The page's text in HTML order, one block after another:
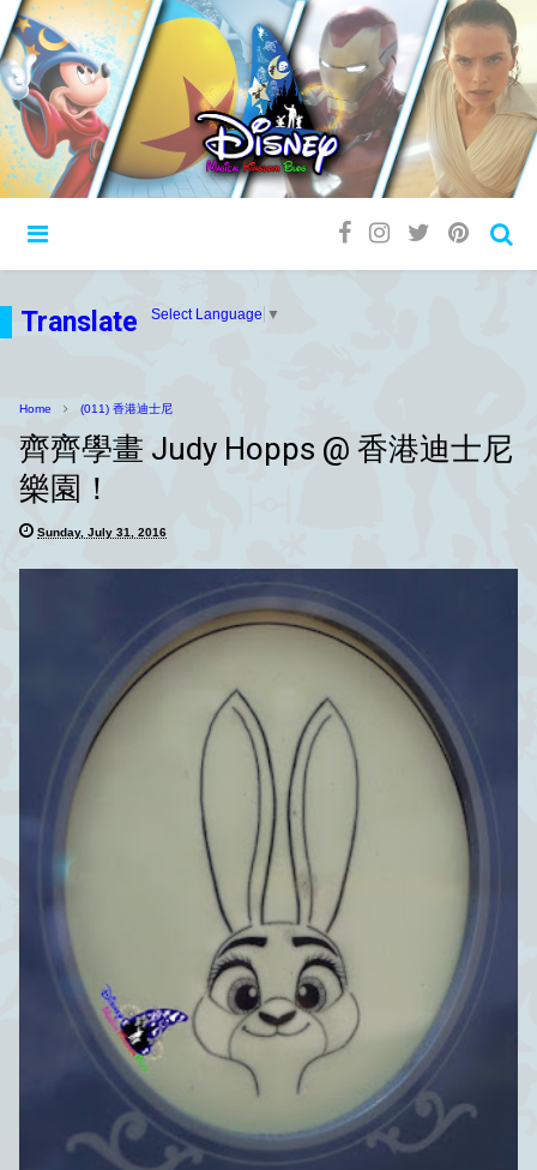
Translate Select Language ▼
Home (011) 香港迪士尼
齊齊學畫 Judy Hopps @ 香港迪士尼
樂園！
Sunday, July 31, 2016